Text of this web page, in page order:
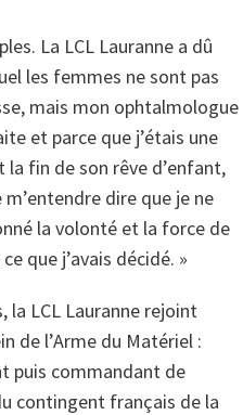
La LCL Lauranne a dû
les femmes ne sont pas
mais mon ophtalmologue
et parce que j’étais une
fin de son rêve d’enfant,
dire que je ne
la volonté et la force de
que j’avais décidé. »
la LCL Lauranne rejoint
de l’Arme du Matériel :
puis commandant de
contingent français de la